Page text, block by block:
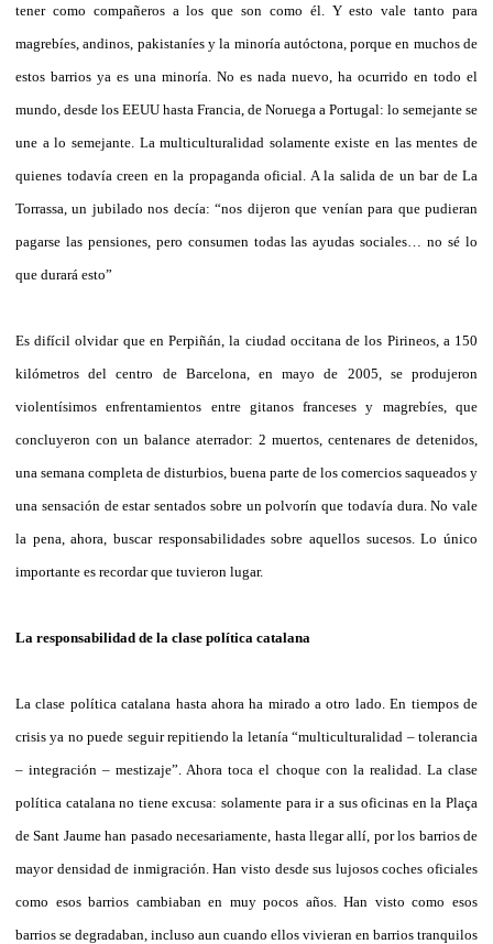
tener como compañeros a los que son como él. Y esto vale tanto para
magrebíes, andinos, pakistaníes y la minoría autóctona, porque en muchos de
estos barrios ya es una minoría. No es nada nuevo, ha ocurrido en todo el
mundo, desde los EEUU hasta Francia, de Noruega a Portugal: lo semejante se
une a lo semejante. La multiculturalidad solamente existe en las mentes de
quienes todavía creen en la propaganda oficial. A la salida de un bar de La
Torrassa, un jubilado nos decía: “nos dijeron que venían para que pudieran
pagarse las pensiones, pero consumen todas las ayudas sociales… no sé lo
que durará esto”
Es difícil olvidar que en Perpiñán, la ciudad occitana de los Pirineos, a 150
kilómetros del centro de Barcelona, en mayo de 2005, se produjeron
violentísimos enfrentamientos entre gitanos franceses y magrebíes, que
concluyeron con un balance aterrador: 2 muertos, centenares de detenidos,
una semana completa de disturbios, buena parte de los comercios saqueados y
una sensación de estar sentados sobre un polvorín que todavía dura. No vale
la pena, ahora, buscar responsabilidades sobre aquellos sucesos. Lo único
importante es recordar que tuvieron lugar.
La responsabilidad de la clase política catalana
La clase política catalana hasta ahora ha mirado a otro lado. En tiempos de
crisis ya no puede seguir repitiendo la letanía “multiculturalidad – tolerancia
– integración – mestizaje”. Ahora toca el choque con la realidad. La clase
política catalana no tiene excusa: solamente para ir a sus oficinas en la Plaça
de Sant Jaume han pasado necesariamente, hasta llegar allí, por los barrios de
mayor densidad de inmigración. Han visto desde sus lujosos coches oficiales
como esos barrios cambiaban en muy pocos años. Han visto como esos
barrios se degradaban, incluso aun cuando ellos vivieran en barrios tranquilos